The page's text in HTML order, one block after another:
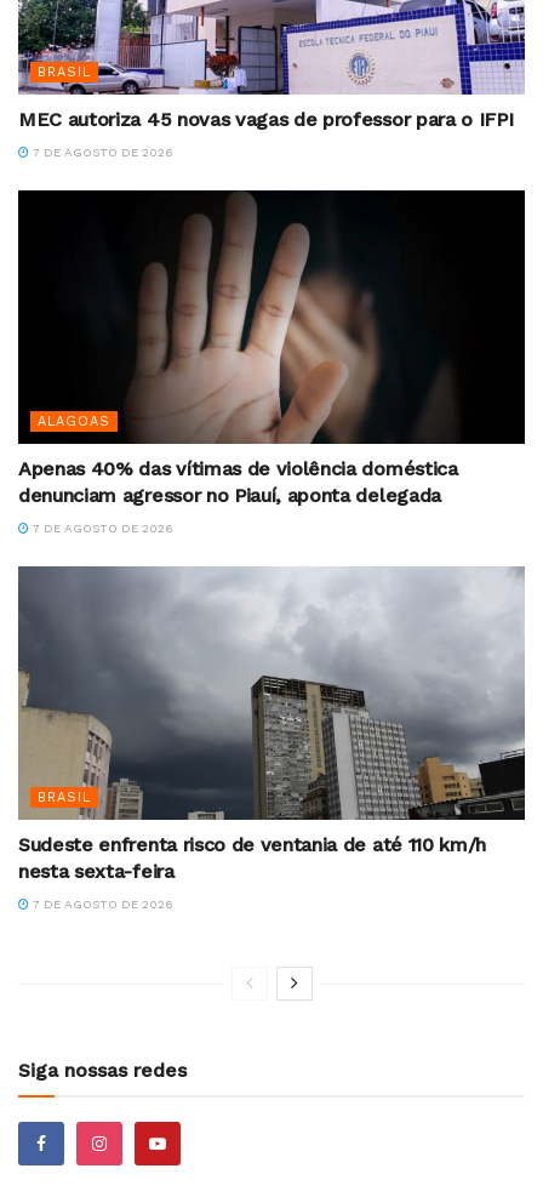
BRASIL
MEC autoriza 45 novas vagas de professor para o IFPI
7 DE AGOSTO DE 2026
ALAGOAS
Apenas 40% das vítimas de violência doméstica
denunciam agressor no Piauí, aponta delegada
7 DE AGOSTO DE 2026
BRASIL
Sudeste enfrenta risco de ventania de até 110 km/h
nesta sexta-feira
7 DE AGOSTO DE 2026
Siga nossas redes